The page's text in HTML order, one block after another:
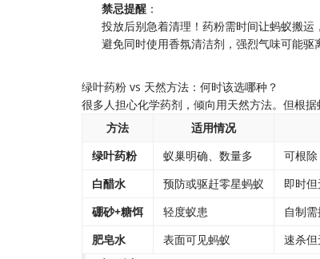
​禁忌提醒​ ​：
投放后别急着清理！药粉需时间让蚂蚁搬运
避免同时使用香氛清洁剂，强烈气味可能驱
绿叶药粉 vs 天然方法：何时该选哪种？
很多人担心化学药剂，倾向用天然方法。但根
​方法​
​适用情况​
​绿叶药粉​
蚁巢明确、数量多
可根
​白醋水​
预防或驱赶零星蚂蚁
即时
​硼砂+糖饵​
轻度蚁患
自制
​肥皂水​
表面可见蚂蚁 速杀